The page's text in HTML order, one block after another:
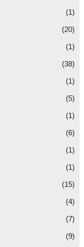
(1)
(20)
(1)
(38)
(1)
(5)
(1)
(6)
(1)
(1)
(15)
(4)
(7)
(9)